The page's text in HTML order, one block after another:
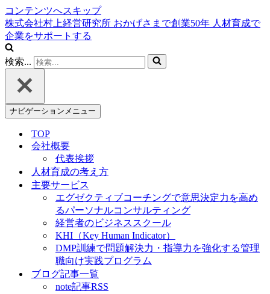
コンテンツへスキップ
株式会社村上経営研究所 おかげさまで創業50年 人材育成で
企業をサポートする
検索...
ナビゲーションメニュー
TOP
会社概要
代表挨拶
人材育成の考え方
主要サービス
エグゼクティブコーチングで意思決定力を高め
るパーソナルコンサルティング
経営者のビジネススクール
KHI（Key Human Indicator）
DMP訓練で問題解決力・指導力を強化する管理
職向け実践プログラム
ブログ記事一覧
note記事RSS